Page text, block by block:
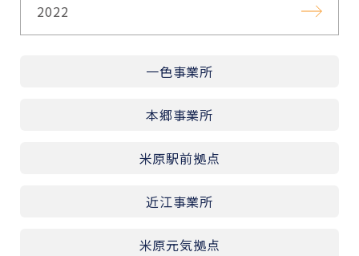
2022
一色事業所
本郷事業所
米原駅前拠点
近江事業所
米原元気拠点